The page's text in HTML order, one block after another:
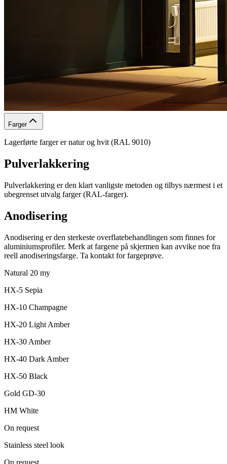
Farger
Lagerførte farger er natur og hvit (RAL 9010)
Pulverlakkering
Pulverlakkering er den klart vanligste metoden og tilbys nærmest i et
ubegrenset utvalg farger (RAL-farger).
Anodisering
Anodisering er den sterkeste overflatebehandlingen som finnes for
aluminiumsprofiler. Merk at fargene på skjermen kan avvike noe fra
reell anodiseringsfarge. Ta kontakt for fargeprøve.
Natural 20 my
HX-5 Sepia
HX-10 Champagne
HX-20 Light Amber
HX-30 Amber
HX-40 Dark Amber
HX-50 Black
Gold GD-30
HM White
On request
Stainless steel look
On request